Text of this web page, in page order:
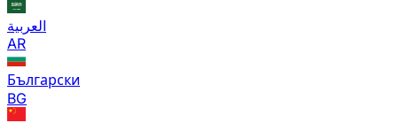
العربية
AR
Български
BG